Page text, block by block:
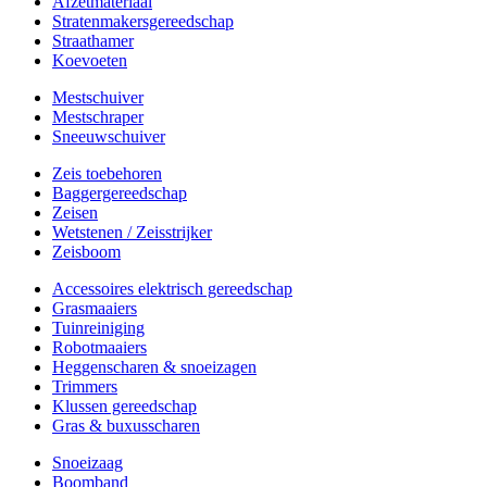
Stratenmakersgereedschap
Straathamer
Koevoeten
Mestschuiver
Mestschraper
Sneeuwschuiver
Zeis toebehoren
Baggergereedschap
Zeisen
Wetstenen / Zeisstrijker
Zeisboom
Accessoires elektrisch gereedschap
Grasmaaiers
Tuinreiniging
Robotmaaiers
Heggenscharen & snoeizagen
Trimmers
Klussen gereedschap
Gras & buxusscharen
Snoeizaag
Boomband